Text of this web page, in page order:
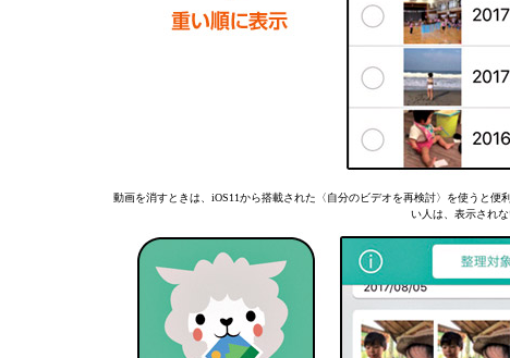
動画を消すときは、iOS11から搭載された〈自分のビデオを再検討〉を使うと
い人は、表示され